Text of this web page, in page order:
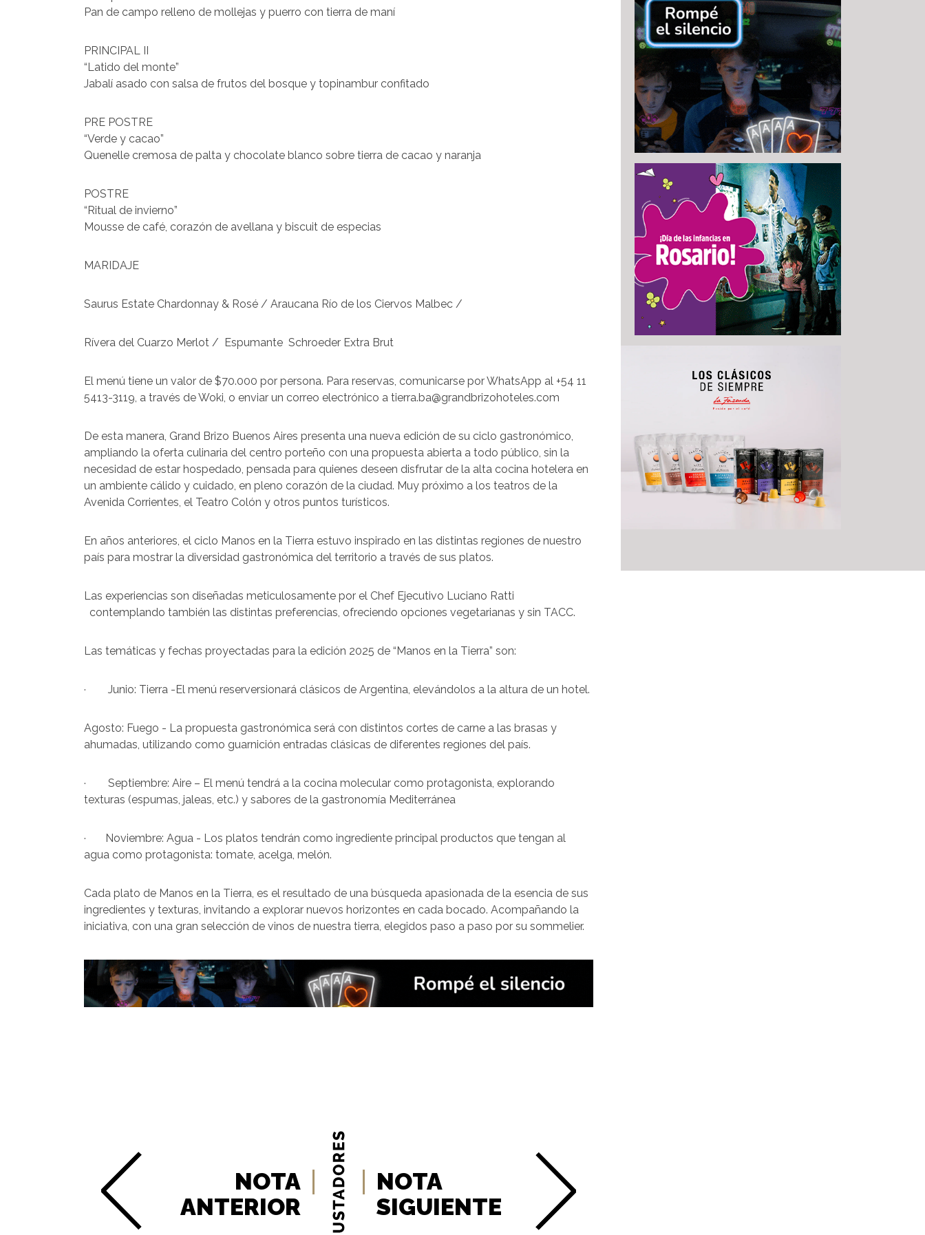
Pan de campo relleno de mollejas y puerro con tierra de maní
PRINCIPAL II
“Latido del monte”
Jabalí asado con salsa de frutos del bosque y topinambur confitado
PRE POSTRE
“Verde y cacao”
Quenelle cremosa de palta y chocolate blanco sobre tierra de cacao y naranja
POSTRE
“Ritual de invierno”
Mousse de café, corazón de avellana y biscuit de especias
MARIDAJE
Saurus Estate Chardonnay & Rosé / Araucana Río de los Ciervos Malbec /
Rívera del Cuarzo Merlot / Espumante Schroeder Extra Brut
El menú tiene un valor de $70.000 por persona. Para reservas, comunicarse por WhatsApp al +54 11
5413-3119, a través de Woki, o enviar un correo electrónico a tierra.ba@grandbrizohoteles.com
De esta manera, Grand Brizo Buenos Aires presenta una nueva edición de su ciclo gastronómico,
ampliando la oferta culinaria del centro porteño con una propuesta abierta a todo público, sin la
necesidad de estar hospedado, pensada para quienes deseen disfrutar de la alta cocina hotelera en
un ambiente cálido y cuidado, en pleno corazón de la ciudad. Muy próximo a los teatros de la
Avenida Corrientes, el Teatro Colón y otros puntos turísticos.
En años anteriores, el ciclo Manos en la Tierra estuvo inspirado en las distintas regiones de nuestro
país para mostrar la diversidad gastronómica del territorio a través de sus platos.
Las experiencias son diseñadas meticulosamente por el Chef Ejecutivo Luciano Ratti
contemplando también las distintas preferencias, ofreciendo opciones vegetarianas y sin TACC.
Las temáticas y fechas proyectadas para la edición 2025 de “Manos en la Tierra” son:
· Junio: Tierra -El menú reserversionará clásicos de Argentina, elevándolos a la altura de un hotel.
Agosto: Fuego - La propuesta gastronómica será con distintos cortes de carne a las brasas y
ahumadas, utilizando como guarnición entradas clásicas de diferentes regiones del país.
· Septiembre: Aire – El menú tendrá a la cocina molecular como protagonista, explorando
texturas (espumas, jaleas, etc.) y sabores de la gastronomía Mediterránea
· Noviembre: Agua - Los platos tendrán como ingrediente principal productos que tengan al
agua como protagonista: tomate, acelga, melón.
Cada plato de Manos en la Tierra, es el resultado de una búsqueda apasionada de la esencia de sus
ingredientes y texturas, invitando a explorar nuevos horizontes en cada bocado. Acompañando la
iniciativa, con una gran selección de vinos de nuestra tierra, elegidos paso a paso por su sommelier.
NOTA
ANTERIOR
NOTA
SIGUIENTE